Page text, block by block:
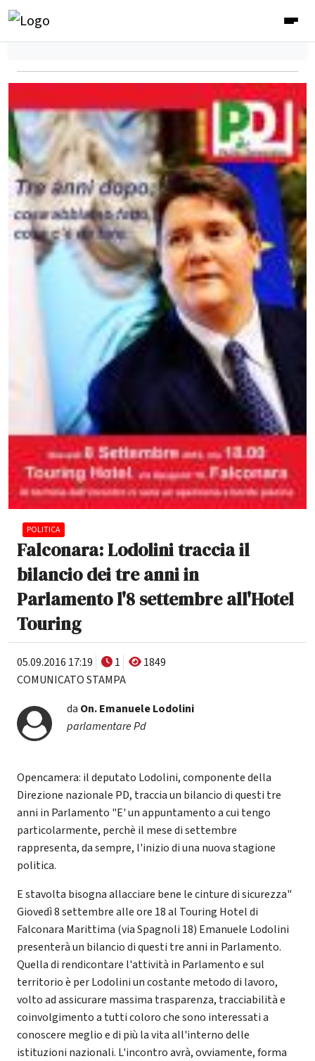
POLITICA
Falconara: Lodolini traccia il
bilancio dei tre anni in
Parlamento l'8 settembre all'Hotel
Touring
05.09.2016 17:19 1
1849
COMUNICATO STAMPA
da On.Emanuele Lodolini
parlamentare Pd
Opencamera: il deputato Lodolini, componente della
Direzione nazionale PD, traccia un bilancio di questi tre
anni in Parlamento "E' un appuntamento a cui tengo
particolarmente, perchè il mese di settembre
rappresenta, da sempre, l'inizio di una nuova stagione
politica.
E stavolta bisogna allacciare bene le cinture di sicurezza"
Giovedì 8 settembre alle ore 18 al Touring Hotel di
Falconara Marittima (via Spagnoli 18) Emanuele Lodolini
presenterà un bilancio di questi tre anni in Parlamento.
Quella di rendicontare l'attività in Parlamento e sul
territorio è per Lodolini un costante metodo di lavoro,
volto ad assicurare massima trasparenza, tracciabilità e
coinvolgimento a tutti coloro che sono interessati a
conoscere meglio e di più la vita all'interno delle
istituzioni nazionali. L'incontro avrà, ovviamente, forma